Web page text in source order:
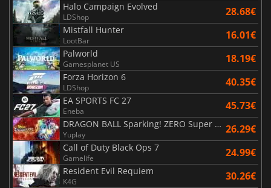
Halo Campaign Evolved
LDShop 28.68€
Mistfall Hunter
LootBar 16.01€
Palworld
Gamesplanet US 18.19€
Forza Horizon 6
LDShop 40.35€
EA SPORTS FC 27
Eneba 45.73€
DRAGON BALL Sparking! ZERO Super Limit Breaking NEO
Yuplay 26.29€
Call of Duty Black Ops 7
Gamelife 24.99€
Resident Evil Requiem
K4G 30.26€